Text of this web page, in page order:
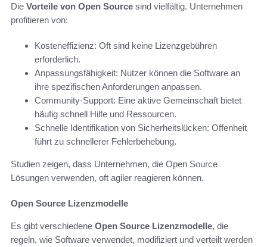
Die Vorteile von Open Source sind vielfältig. Unternehmen
profitieren von:
Kosteneffizienz: Oft sind keine Lizenzgebühren
erforderlich.
Anpassungsfähigkeit: Nutzer können die Software an
ihre spezifischen Anforderungen anpassen.
Community-Support: Eine aktive Gemeinschaft bietet
häufig schnell Hilfe und Ressourcen.
Schnelle Identifikation von Sicherheitslücken: Offenheit
führt zu schnellerer Fehlerbehebung.
Studien zeigen, dass Unternehmen, die Open Source
Lösungen verwenden, oft agiler reagieren können.
Open Source Lizenzmodelle
Es gibt verschiedene Open Source Lizenzmodelle, die
regeln, wie Software verwendet, modifiziert und verteilt werden